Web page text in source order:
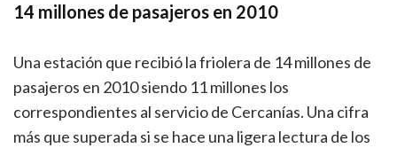
14 millones de pasajeros en 2010
Una estación que recibió la friolera de 14 millones de
pasajeros en 2010 siendo 11 millones los
correspondientes al servicio de Cercanías. Una cifra
más que superada si se hace una ligera lectura de los